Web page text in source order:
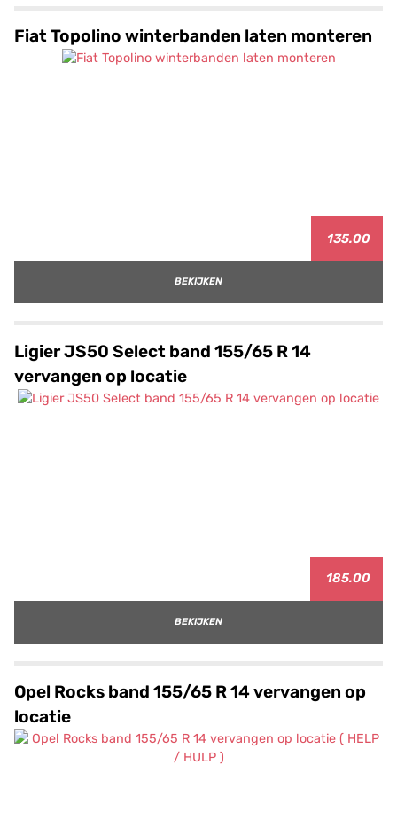
Fiat Topolino winterbanden laten monteren
135.00
BEKIJKEN
Ligier JS50 Select band 155/65 R 14
vervangen op locatie
185.00
BEKIJKEN
Opel Rocks band 155/65 R 14 vervangen op
locatie